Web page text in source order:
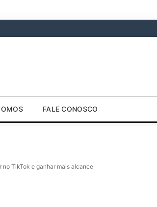
FALE CONOSCO
no TikTok e ganhar mais alcance